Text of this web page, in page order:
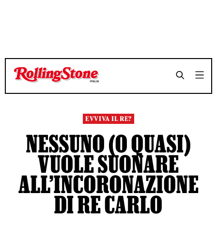
TEMPO DI LETTURA 3 MINUTI SHARE
TEMPO DI LETTURA 3 MINUTI SHARE
EVVIVA IL RE?
NESSUNO (O QUASI)
VUOLE SUONARE
ALL’INCORONAZIONE
DI RE CARLO